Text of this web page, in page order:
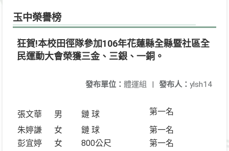
玉中榮譽榜
狂賀!本校田徑隊參加106年花蓮縣全縣暨社區全
民運動大會榮獲三金、三銀、一銅。
發布人： ylsh14
發布單位： 體運組 |
張文華 男 鏈 球
第一名
朱婷謙
女 鏈 球
第一名
彭宜婷
女 800公尺
第一名